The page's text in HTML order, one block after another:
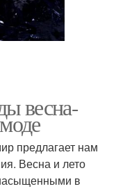
весна-
предлагает нам
Весна и лето
в